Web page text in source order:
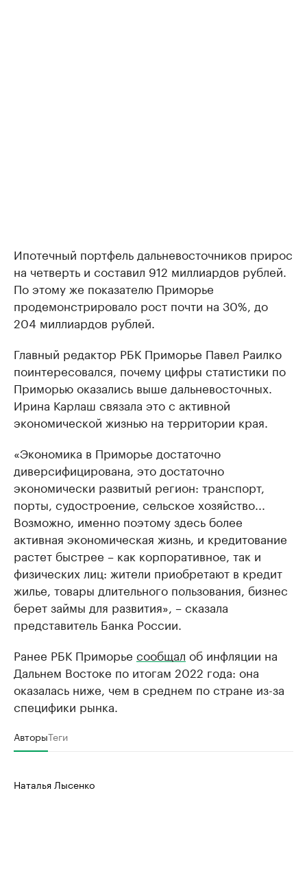
Ипотечный портфель дальневосточников прирос
на четверть и составил 912 миллиардов рублей.
По этому же показателю Приморье
продемонстрировало рост почти на 30%, до
204 миллиардов рублей.
Главный редактор РБК Приморье Павел Раилко
поинтересовался, почему цифры статистики по
Приморью оказались выше дальневосточных.
Ирина Карлаш связала это с активной
экономической жизнью на территории края.
«Экономика в Приморье достаточно
диверсифицирована, это достаточно
экономически развитый регион: транспорт,
порты, судостроение, сельское хозяйство...
Возможно, именно поэтому здесь более
активная экономическая жизнь, и кредитование
растет быстрее – как корпоративное, так и
физических лиц: жители приобретают в кредит
жилье, товары длительного пользования, бизнес
берет займы для развития», – сказала
представитель Банка России.
Ранее РБК Приморье сообщал об инфляции на
Дальнем Востоке по итогам 2022 года: она
оказалась ниже, чем в среднем по стране из-за
специфики рынка.
АвторыТеги
Наталья Лысенко